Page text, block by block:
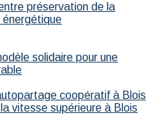
préservation de la
solidaire pour une
vitesse supérieure à Blois